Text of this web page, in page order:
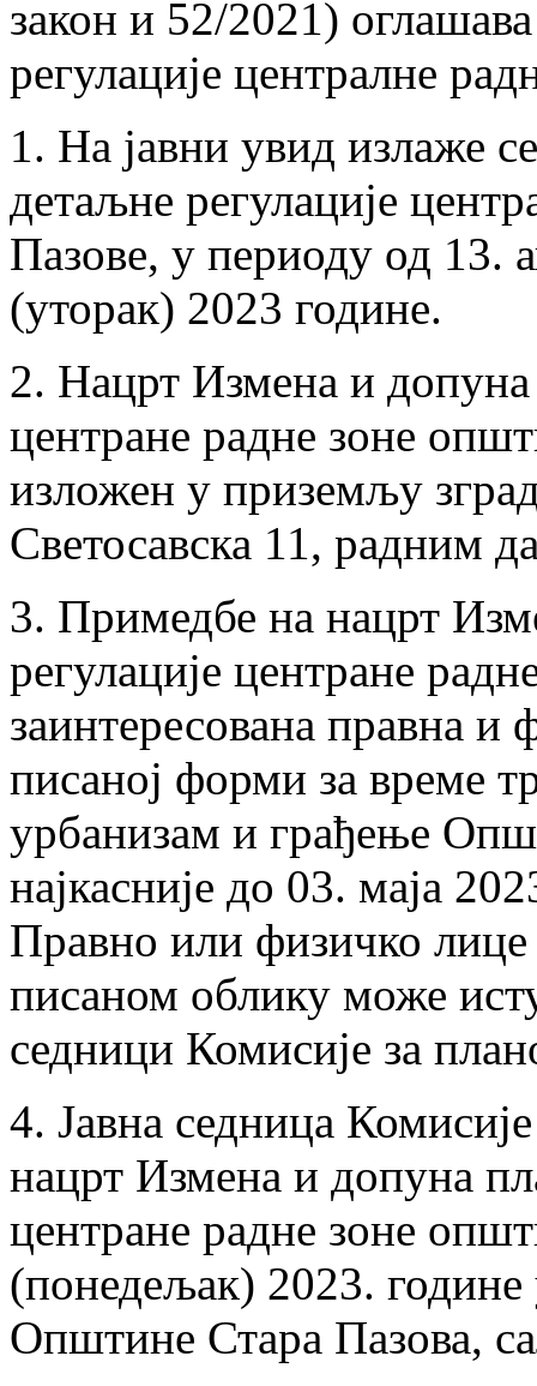
закон и 52/2021)
регулације централне
1. На јавни увид излаже
детаљне регулације
Пазове, у периоду од 13.
(уторак) 2023 године.
2. Нацрт Измена и допуна
центране радне зоне
изложен у приземљу
Светосавска 11, радним
3. Примедбе на нацрт
регулације центране
заинтересована правна и
писаној форми за време
урбанизам и грађење
најкасније до 03. маја
Правно или физичко лице
писаном облику може
седници Комисије за
4. Јaвна седница
нацрт Измена и допуна
центране радне зоне
(понедељак) 2023. године
Општине Стара Пазова,